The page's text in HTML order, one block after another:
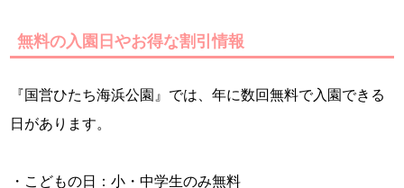
無料の入園日やお得な割引情報
『国営ひたち海浜公園』では、年に数回無料で入園できる
日があります。
・こどもの日：小・中学生のみ無料